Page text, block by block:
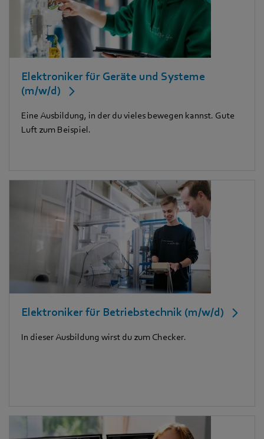
Elektroniker für Geräte und Systeme
(m/w/d)
Eine Ausbildung, in der du vieles bewegen kannst. Gute
Luft zum Beispiel.
Elektroniker für Betriebstechnik (m/w/d)
In dieser Ausbildung wirst du zum Checker.